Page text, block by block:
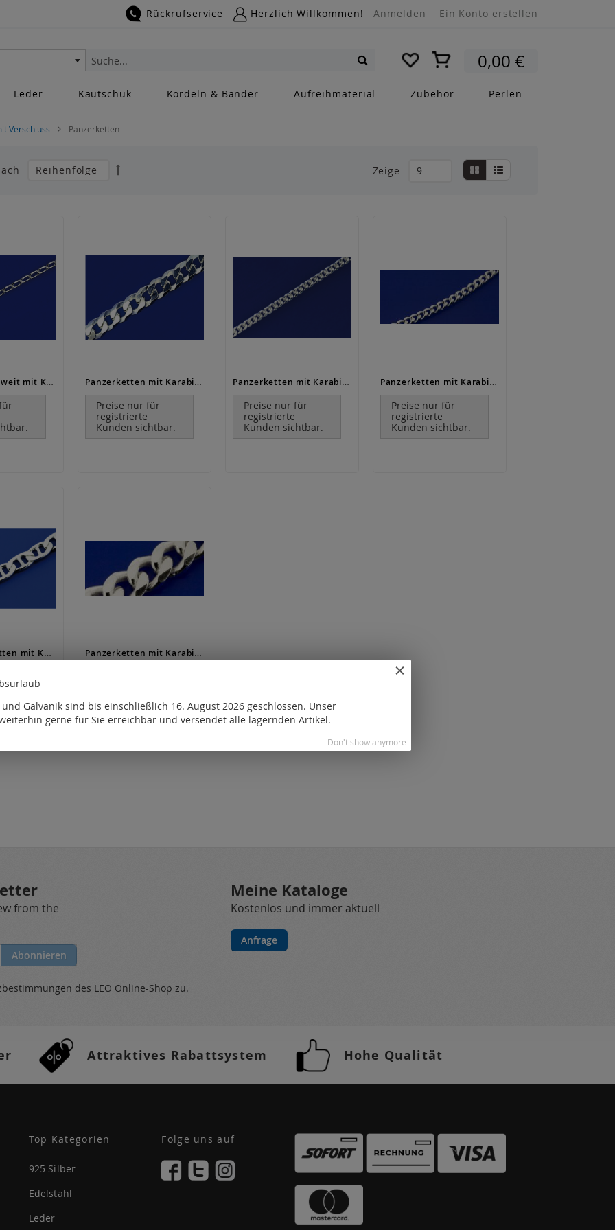
Rückrufservice Herzlich Willkommen! Anmelden Ein Konto erstellen
Mein Warenkorb
0,00 €
Suche
Leder Kautschuk Kordeln & Bänder Aufreihmaterial Zubehör Perlen
Verschluss Panzerketten
Anzeigen
Liste Liste
Zeige
Panzerketten weit mit Karabiner / 925 Silber
Panzerketten mit Karabiner (ø 7 mm) / 925 Silber
Preise nur für
registrierte
Kunden sichtbar.
Panzerketten mit Karabiner (ø 0.7 mm) / 925 Silber
Preise nur für
registrierte
Kunden sichtbar.
Panzerketten mit Karabiner (ø 2.05 mm)
Preise nur für
registrierte
Kunden sichtbar.
Panzerstegketten mit Karabiner (ø2.3 mm) / 925 Silber
Panzerketten mit Karabiner (ø 4.5 mm) / 925 Silber
from the
Abonnieren
Meine Kataloge
Kostenlos und immer aktuell
Anfrage
des LEO Online-Shop zu.
Attraktives Rabattsystem Hohe Qualität
Top Kategorien
925 Silber
Edelstahl
Leder
Folge uns auf
Galvanik sind bis einschließlich 16. August 2026 geschlossen. Unser
gerne für Sie erreichbar und versendet alle lagernden Artikel.
Don't show anymore